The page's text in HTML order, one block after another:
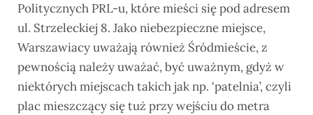
Politycznych PRL-u, które mieści się pod adresem
ul. Strzeleckiej 8. Jako niebezpieczne miejsce,
Warszawiacy uważają również Śródmieście, z
pewnością należy uważać, być uważnym, gdyż w
niektórych miejscach takich jak np. 'patelnia’, czyli
plac mieszczący się tuż przy wejściu do metra